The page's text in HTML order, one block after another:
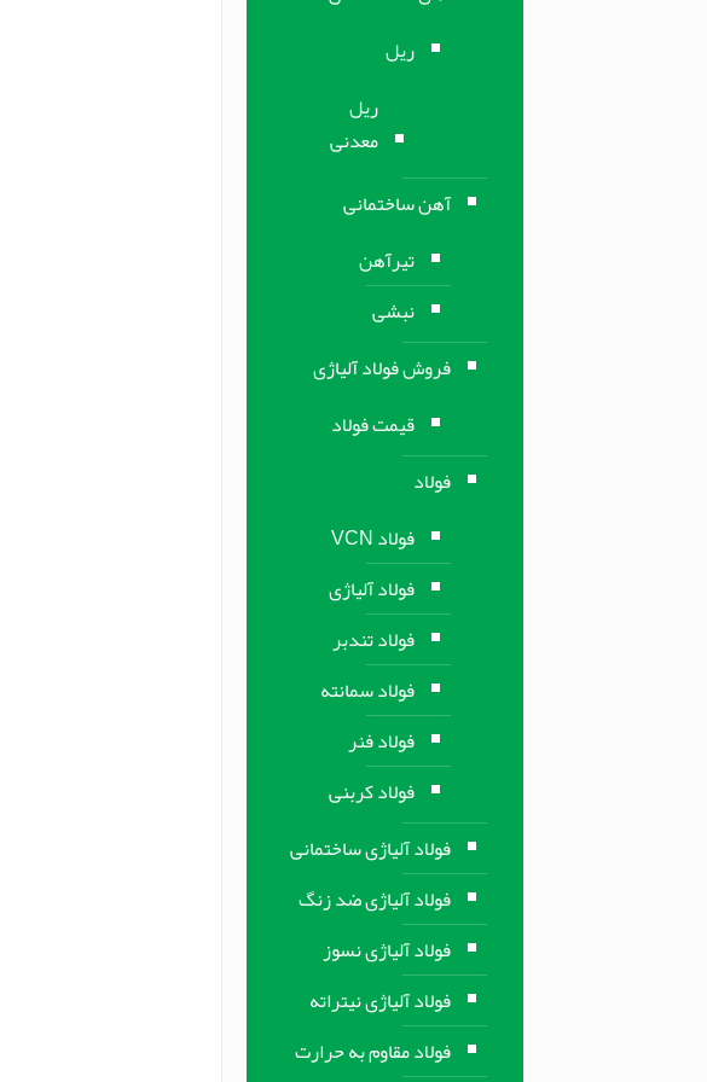
ریل
ریل
معدنی
آهن ساختمانی
تیرآهن
نبشی
فروش فولاد آلیاژی
قیمت فولاد
فولاد
فولاد VCN
فولاد آلیاژی
فولاد تندبر
فولاد سمانته
فولاد فنر
فولاد کربنی
فولاد آلیاژی ساختمانی
فولاد آلیاژی ضد زنگ
فولاد آلیاژی نسوز
فولاد آلیاژی نیتراته
فولاد مقاوم به حرارت